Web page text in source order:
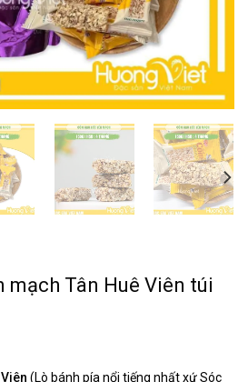
mạch Tân Huê Viên túi
(Lò bánh pía nổi tiếng nhất xứ Sóc